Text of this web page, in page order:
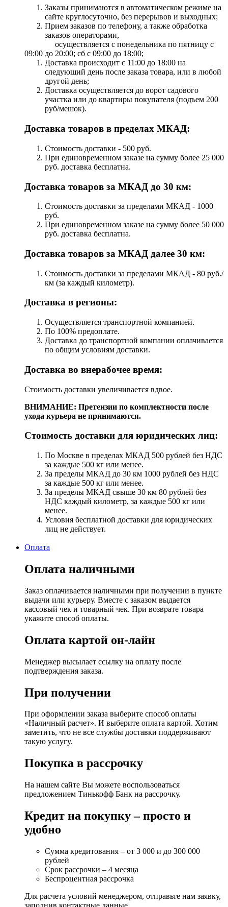
Заказы принимаются в автоматическом режиме на
сайте круглосуточно, без перерывов и выходных;
Прием заказов по телефону, а также обработка
заказов операторами,
осуществляется с понедельника по пятницу с
09:00 до 20:00; сб с 09:00 до 18:00;
Доставка происходит с 11:00 до 18:00 на
следующий день после заказа товара, или в любой
другой день;
Доставка осуществляется до ворот садового
участка или до квартиры покупателя (подъем 200
руб/мешок).
Доставка товаров в пределах МКАД:
Стоимость доставки - 500 руб.
При единовременном заказе на сумму более 25 000
руб. доставка бесплатна.
Доставка товаров за МКАД до 30 км:
Стоимость доставки за пределами МКАД - 1000
руб.
При единовременном заказе на сумму более 50 000
руб. доставка бесплатна.
Доставка товаров за МКАД далее 30 км:
Стоимость доставки за пределами МКАД - 80 руб./
км (за каждый километр).
Доставка в регионы:
Осуществляется транспортной компанией.
По 100% предоплате.
Доставка до транспортной компании оплачивается
по общим условиям доставки.
Доставка во внерабочее время:
Стоимость доставки увеличивается вдвое.
ВНИМАНИЕ: Претензии по комплектности после
ухода курьера не принимаются.
Стоимость доставки для юридических лиц:
По Москве в пределах МКАД 500 рублей без НДС
за каждые 500 кг или менее.
За пределы МКАД до 30 км 1000 рублей без НДС
за каждые 500 кг или менее.
За пределы МКАД свыше 30 км 80 рублей без
НДС каждый километр, за каждые 500 кг или
менее.
Условия бесплатной доставки для юридических
лиц не действует.
Оплата
Оплата наличными
Заказ оплачивается наличными при получении в пункте
выдачи или курьеру. Вместе с заказом выдается
кассовый чек и товарный чек. При возврате товара
укажите способ оплаты.
Оплата картой он-лайн
Менеджер высылает ссылку на оплату после
подтверждения заказа.
При получении
При оформлении заказа выберите способ оплаты
«Наличный расчет». И выберите оплата картой. Хотим
заметить, что не все службы доставки поддерживают
такую услугу.
Покупка в рассрочку
На нашем сайте Вы можете воспользоваться
предложением Тинькофф Банк на рассрочку.
Кредит на покупку – просто и
удобно
Сумма кредитования – от 3 000 и до 300 000
рублей
Срок рассрочки – 4 месяца
Беспроцентная рассрочка
Для расчета условий менеджером, отправьте нам заявку,
заполнив контактные данные.